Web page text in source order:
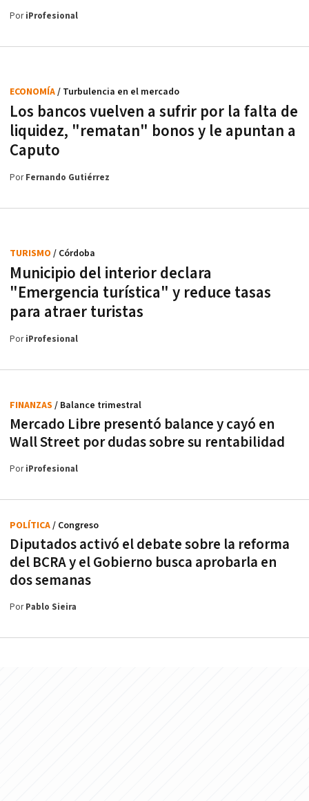
PoriProfesional
Los bancos vuelven a sufrir por la falta de
liquidez, "rematan" bonos y le apuntan a
Caputo
ECONOMÍA/ Turbulencia en el mercado
PorFernando Gutiérrez
Municipio del interior declara
"Emergencia turística" y reduce tasas
para atraer turistas
TURISMO / Córdoba
PoriProfesional
Mercado Libre presentó balance y cayó en
Wall Street por dudas sobre su rentabilidad
FINANZAS / Balance trimestral
PoriProfesional
Diputados activó el debate sobre la reforma
del BCRA y el Gobierno busca aprobarla en
dos semanas
POLÍTICA/ Congreso
PorPablo Sieira